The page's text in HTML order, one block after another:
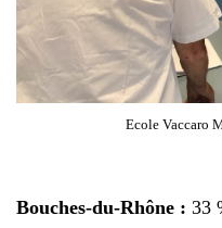
Ecole Vaccaro
Bouches-du-Rhône : 33